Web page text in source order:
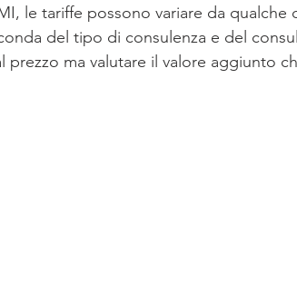
le tariffe possono variare da qualche
del tipo di consulenza e del
prezzo ma valutare il valore aggiunto